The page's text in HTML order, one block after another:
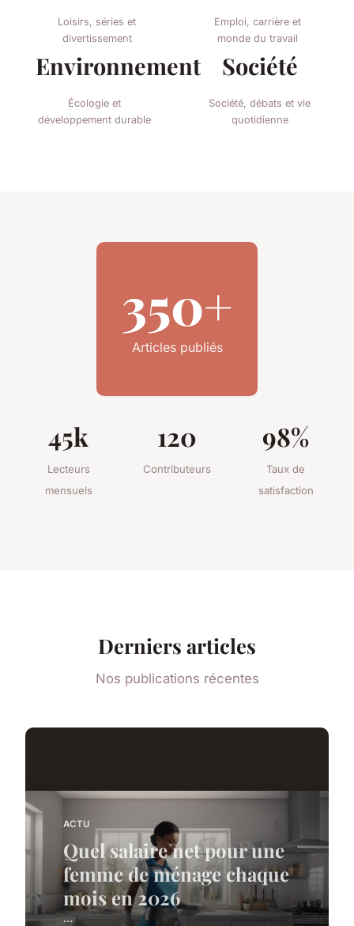
Loisirs, séries et
divertissement
Emploi, carrière et
monde du travail
Environnement
Écologie et
développement durable
Société
Société, débats et vie
quotidienne
350+
Articles publiés
45k
Lecteurs
mensuels
120
Contributeurs
98%
Taux de
satisfaction
Derniers articles
Nos publications récentes
ACTU
Quel salaire net pour une
femme de ménage chaque
mois en 2026
...